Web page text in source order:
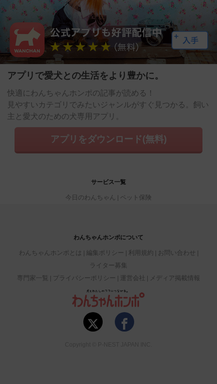
アプリで愛犬との生活をより豊かに。
快適にわんちゃんホンポの記事が読める！
見やすいカテゴリでみたいジャンルがすぐ見つかる。飼い
主と愛犬のための犬専用アプリ。
アプリをダウンロード(無料)
サービス一覧
今日のわんちゃん ペット保険
わんちゃんホンポについて
わんちゃんホンポとは 編集ポリシー 利用規約
お問い合わせ
ライター募集
専門家一覧
プライバシーポリシー 運営会社 メディア掲載情報